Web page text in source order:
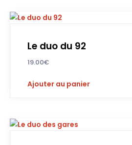
Le duo du 92
19.00€
Ajouter au panier